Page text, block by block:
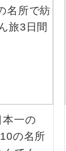
本一の
の名所